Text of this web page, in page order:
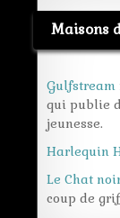
Maisons
Gulfstream
qui publie
jeunesse.
Harlequin
Le Chat
coup de